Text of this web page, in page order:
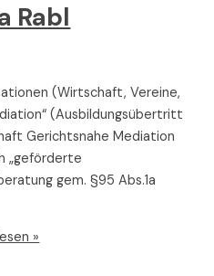
Rabl
(Wirtschaft, Vereine,
(Ausbildungsübertritt
Gerichtsnahe Mediation
„geförderte
gem. §95 Abs.1a
»